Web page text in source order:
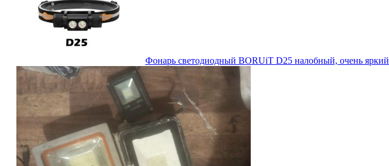
Фонарь светодиодный BORUiT D25 налобный, очень яркий